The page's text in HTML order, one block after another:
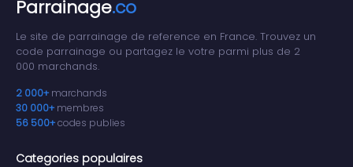
Parrainage.co
Le site de parrainage de reference en France. Trouvez un
code parrainage ou partagez le votre parmi plus de 2
000 marchands.
2 000+ marchands
30 000+ membres
56 500+codes publies
Categories populaires